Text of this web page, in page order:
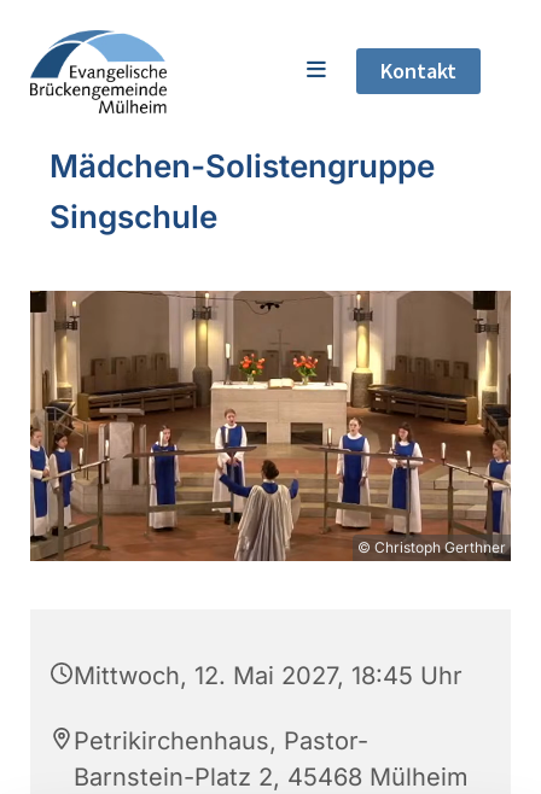
Kontakt
Mädchen-Solistengruppe
Singschule
© Christoph Gerthner
Mittwoch, 12. Mai 2027, 18:45 Uhr
Petrikirchenhaus, Pastor-
Barnstein-Platz 2, 45468 Mülheim